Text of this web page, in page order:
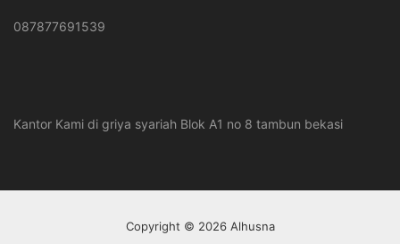
087877691539
Kantor Kami di griya syariah Blok A1 no 8 tambun bekasi
Copyright © 2026 Alhusna